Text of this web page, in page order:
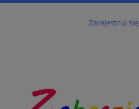
Zarejestruj się